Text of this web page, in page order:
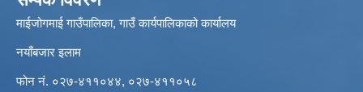
माईजोगमाई गाउँपालिका, गाउँ कार्यपालिकाको कार्यालय
नयाँबजार इलाम
फोन नं. ०२७-४११०४४, ०२७-४११०५८